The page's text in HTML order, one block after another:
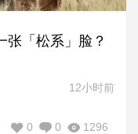
张「松系」脸？
12小时前
1296
0
0